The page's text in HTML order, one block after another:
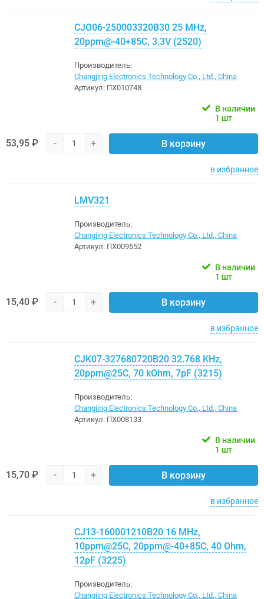
CJO06-250003320B30 25 MHz,
20ppm@-40+85C, 3.3V (2520)
Производитель:
Changjing Electronics Technology Co., Ltd., China
Артикул: ПХ010748
В наличии
1 шт
53,95 ₽ - + В корзину
в избранное
LMV321
Производитель:
Changjing Electronics Technology Co., Ltd., China
Артикул: ПХ009552
В наличии
1 шт
15,40 ₽ - + В корзину
в избранное
CJK07-327680720B20 32.768 KHz,
20ppm@25C, 70 kOhm, 7pF (3215)
Производитель:
Changjing Electronics Technology Co., Ltd., China
Артикул: ПХ008133
В наличии
1 шт
15,70 ₽ - + В корзину
в избранное
CJ13-160001210B20 16 MHz,
10ppm@25C, 20ppm@-40+85C, 40 Ohm,
12pF (3225)
Производитель:
Changjing Electronics Technology Co., Ltd., China